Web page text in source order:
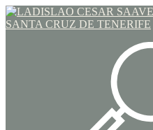
Toggle navigation